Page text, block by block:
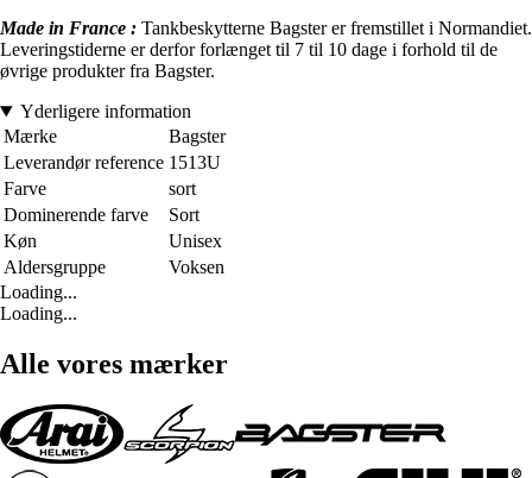
Made in France : Tankbeskytterne Bagster er fremstillet i Normandiet.
Leveringstiderne er derfor forlænget til 7 til 10 dage i forhold til de
øvrige produkter fra Bagster.
Yderligere information
Mærke
Bagster
Leverandør reference 1513U
Farve
sort
Dominerende farve
Sort
Køn
Unisex
Aldersgruppe
Voksen
Loading...
Loading...
Alle vores mærker